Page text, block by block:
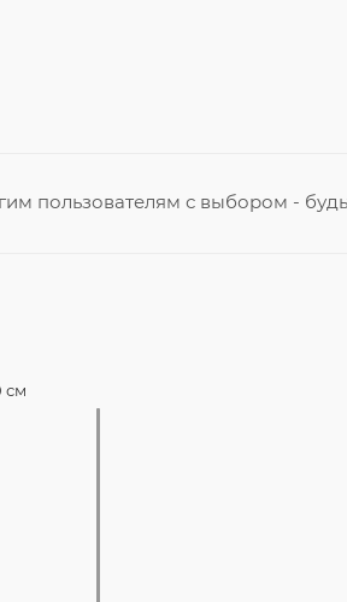
пользователям с выбором -
см